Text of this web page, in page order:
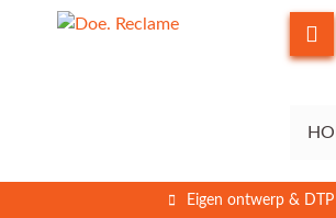
Eigen ontwerp &